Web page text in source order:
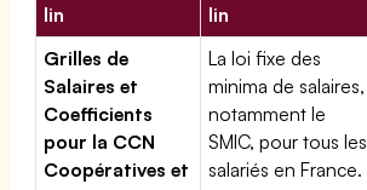
lin
lin
Grilles de
Salaires et
Coefficients
pour la CCN
Coopératives et
La loi fixe des
minima de salaires,
notamment le
SMIC, pour tous les
salariés en France.